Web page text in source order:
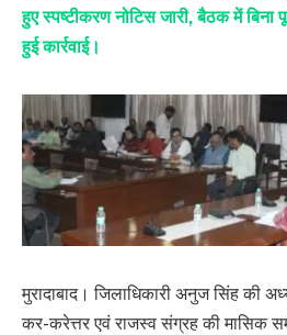
हुए स्पष्टीकरण नोटिस जारी, बैठक में बिना
हुई कार्रवाई।
मुरादाबाद। जिलाधिकारी अनुज सिंह की
कर-करेत्तर एवं राजस्व संग्रह की मासिक